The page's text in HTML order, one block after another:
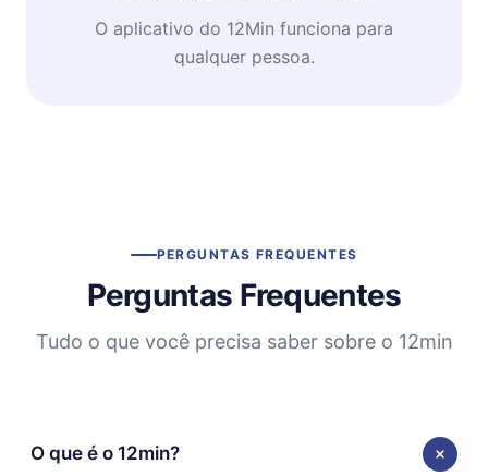
O aplicativo do 12Min funciona para
qualquer pessoa.
PERGUNTAS FREQUENTES
Perguntas Frequentes
Tudo o que você precisa saber sobre o 12min
O que é o 12min?